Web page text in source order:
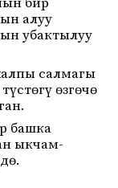
алуу
убактылуу
салмагы
өзгөчө
башка
ыкчам-